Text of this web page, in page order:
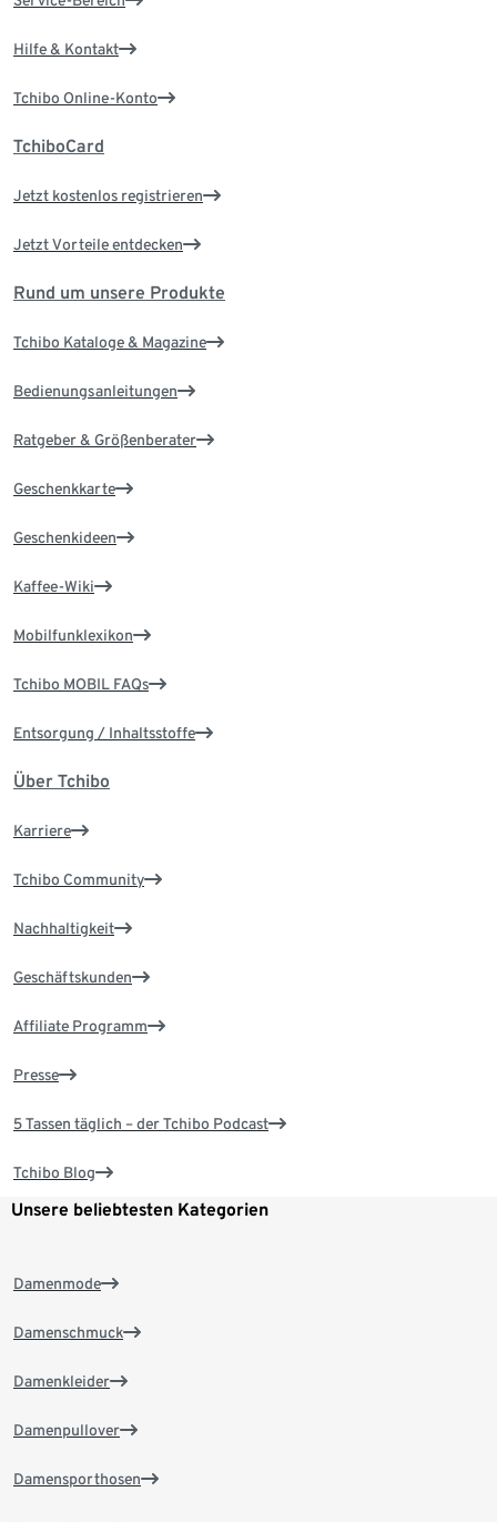
Hilfe & Kontakt
Tchibo Online-Konto
TchiboCard
Jetzt kostenlos registrieren
Jetzt Vorteile entdecken
Rund um unsere Produkte
Tchibo Kataloge & Magazine
Bedienungsanleitungen
Ratgeber & Größenberater
Geschenkkarte
Geschenkideen
Kaffee-Wiki
Mobilfunklexikon
Tchibo MOBIL FAQs
Entsorgung / Inhaltsstoffe
Über Tchibo
Karriere
Tchibo Community
Nachhaltigkeit
Geschäftskunden
Affiliate Programm
Presse
5 Tassen täglich – der Tchibo Podcast
Tchibo Blog
Unsere beliebtesten Kategorien
Damenmode
Damenschmuck
Damenkleider
Damenpullover
Damensporthosen